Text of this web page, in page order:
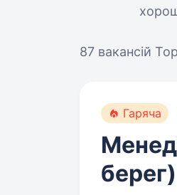
87 вакансій
Гаряча
берег)